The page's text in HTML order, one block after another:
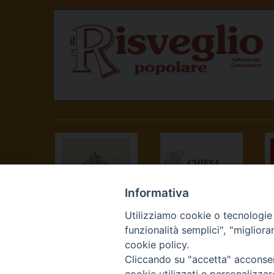
CONFERENZA
EPISCOPALE
ITALIANA
Informativa
Utilizziamo cookie o
funzionalità semplici",
cookie policy.
Cliccando su "accetta"